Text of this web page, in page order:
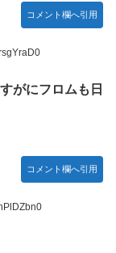
間、魔法がかかっ
て劇的進化！「お
AIエロ画像まと
コメント欄へ引用
がにフロムも日
コメント欄へ引用